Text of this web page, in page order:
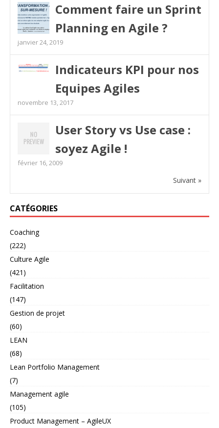
Comment faire un Sprint
Planning en Agile ?
janvier 24, 2019
Indicateurs KPI pour nos
Equipes Agiles
novembre 13, 2017
User Story vs Use case :
soyez Agile !
février 16, 2009
Suivant »
CATÉGORIES
Coaching
(222)
Culture Agile
(421)
Facilitation
(147)
Gestion de projet
(60)
LEAN
(68)
Lean Portfolio Management
(7)
Management agile
(105)
Product Management – AgileUX